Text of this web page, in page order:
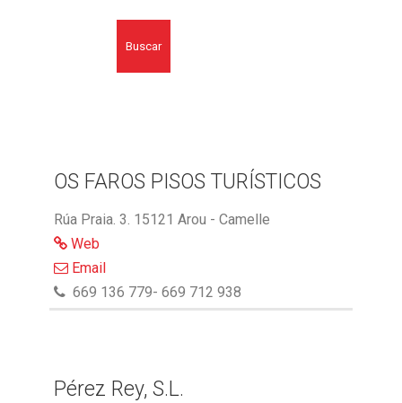
Buscar
OS FAROS PISOS TURÍSTICOS
Rúa Praia. 3. 15121 Arou - Camelle
Web
Email
669 136 779- 669 712 938
Pérez Rey, S.L.